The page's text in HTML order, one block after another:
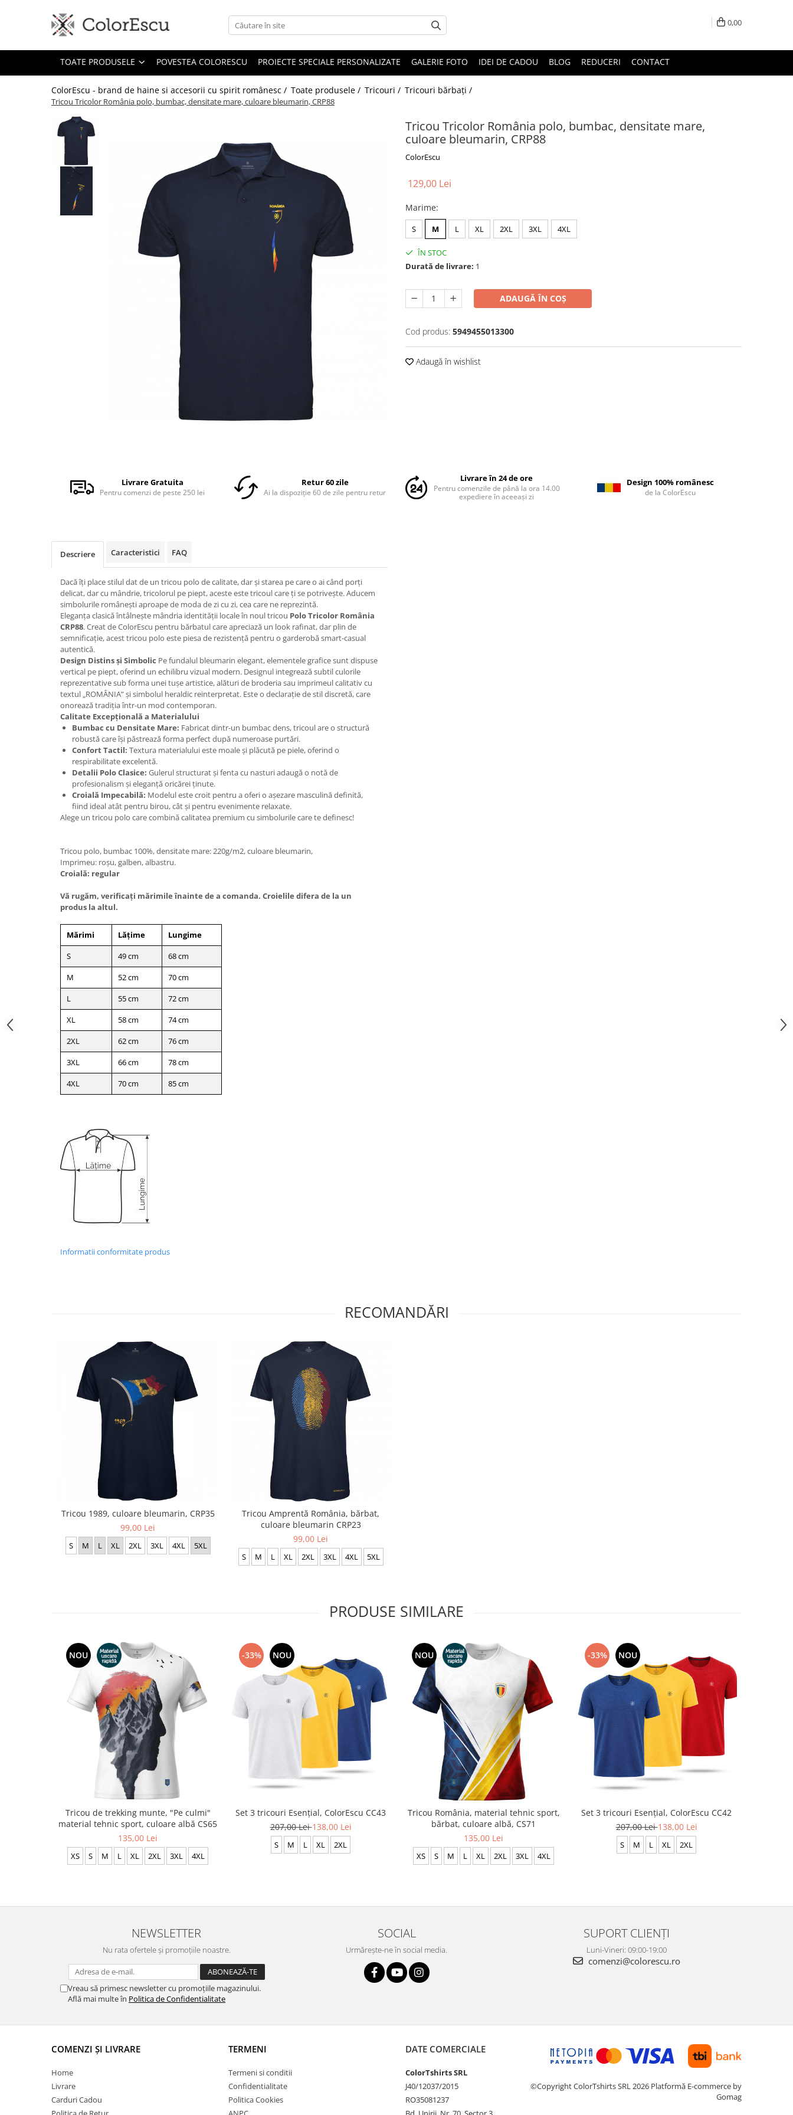
Toate produsele
Tricouri damă
Tricouri polo
Tricouri sport tehnice
Bluze si hanorace damă
Bluze de trening | Bluze tehnice
0,00
TOATE PRODUSELE POVESTEA COLORESCU PROIECTE SPECIALE PERSONALIZATE GALERIE FOTO IDEI DE CADOU BLOG REDUCERI CONTACT
ColorEscu - brand de haine si accesorii cu spirit românesc / Toate produsele / Tricouri / Tricouri bărbați /
Tricou Tricolor România polo, bumbac, densitate mare, culoare bleumarin, CRP88
Tricou Tricolor România polo, bumbac, densitate mare,
culoare bleumarin, CRP88
ColorEscu
Facebook
129,00 Lei
Marime:
S M L XL 2XL 3XL 4XL
ÎN STOC
Durată de livrare: 1
ADAUGĂ ÎN COȘ
Cod produs: 5949455013300
Adaugă în wishlist
Livrare Gratuita
Pentru comenzi de peste 250 lei
Retur 60 zile
Ai la dispoziție 60 de zile pentru retur
Livrare în 24 de ore
Pentru comenzile de până la ora 14.00
expediere în aceeași zi
Design 100% românesc
de la ColorEscu
Descriere Caracteristici FAQ
Dacă îți place stilul dat de un tricou polo de calitate, dar și starea pe care o ai când porți
delicat, dar cu mândrie, tricolorul pe piept, aceste este tricoul care ți se potrivește. Aducem
simbolurile românești aproape de moda de zi cu zi, cea care ne reprezintă.
Eleganța clasică întâlnește mândria identității locale în noul tricou Polo Tricolor România
CRP88. Creat de ColorEscu pentru bărbatul care apreciază un look rafinat, dar plin de
semnificație, acest tricou polo este piesa de rezistență pentru o garderobă smart-casual
autentică.
Design Distins și Simbolic Pe fundalul bleumarin elegant, elementele grafice sunt dispuse
vertical pe piept, oferind un echilibru vizual modern. Designul integrează subtil culorile
reprezentative sub forma unei tușe artistice, alături de broderia sau imprimeul calitativ cu
textul „ROMÂNIA” și simbolul heraldic reinterpretat. Este o declarație de stil discretă, care
onorează tradiția într-un mod contemporan.
Calitate Excepțională a Materialului
Bumbac cu Densitate Mare: Fabricat dintr-un bumbac dens, tricoul are o structură
robustă care își păstrează forma perfect după numeroase purtări.
Confort Tactil: Textura materialului este moale și plăcută pe piele, oferind o
respirabilitate excelentă.
Detalii Polo Clasice: Gulerul structurat și fenta cu nasturi adaugă o notă de
profesionalism și eleganță oricărei ținute.
Croială Impecabilă: Modelul este croit pentru a oferi o așezare masculină definită,
fiind ideal atât pentru birou, cât și pentru evenimente relaxate.
Alege un tricou polo care combină calitatea premium cu simbolurile care te definesc!
Tricou polo, bumbac 100%, densitate mare: 220g/m2, culoare bleumarin,
Imprimeu: roșu, galben, albastru.
Croială: regular
Vă rugăm, verificaţi mărimile înainte de a comanda. Croielile difera de la un
produs la altul.
Mărimi Lățime
Lungime
S
49 cm
68 cm
M
52 cm
70 cm
L
55 cm
72 cm
XL
58 cm
74 cm
2XL
62 cm
76 cm
3XL
66 cm
78 cm
4XL
70 cm 85 cm
Informatii conformitate produs
RECOMANDĂRI
Tricou 1989, culoare bleumarin, CRP35
99,00 Lei
S M L XL 2XL 3XL 4XL 5XL
Tricou Amprentă România, bărbat,
culoare bleumarin CRP23
99,00 Lei
S M L XL 2XL 3XL 4XL 5XL
PRODUSE SIMILARE
NOU
Tricou de trekking munte, "Pe culmi"
material tehnic sport, culoare albă CS65
135,00 Lei
XS S M L XL 2XL 3XL 4XL
-33% NOU
Set 3 tricouri Esențial, ColorEscu CC43
207,00 Lei138,00 Lei
S M L XL 2XL
NOU
Tricou România, material tehnic sport,
bărbat, culoare albă, CS71
135,00 Lei
XS S M L XL 2XL 3XL 4XL
-33% NOU
Set 3 tricouri Esențial, ColorEscu CC42
207,00 Lei138,00 Lei
S M L XL 2XL
NEWSLETTER
Nu rata ofertele și promoțiile noastre.
Vreau să primesc newsletter cu promoțiile magazinului.
Află mai multe în Politica de Confidentialitate
SOCIAL
Urmărește-ne în social media.
SUPORT CLIENȚI
Luni-Vineri: 09:00-19:00
comenzi@colorescu.ro
COMENZI ȘI LIVRARE
Home
Livrare
Carduri Cadou
TERMENI
Termeni si conditii
Confidentialitate
Politica Cookies
DATE COMERCIALE
ColorTshirts SRL
J40/12037/2015
RO35081237
©Copyright ColorTshirts SRL 2026 Platformă E-commerce by
Gomag